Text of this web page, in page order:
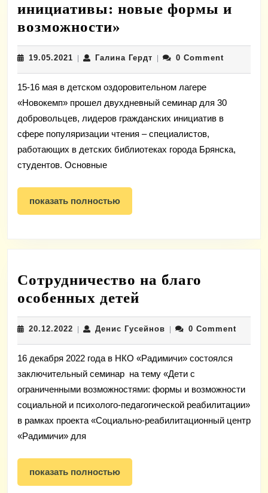
инициативы: новые формы и
возможности»
«Гражданские
инициативы:
формы
и
возможности»
19.05.2021 19.05.2021Галина ГердтГалина0 Comment
15-16 мая в детском оздоровительном лагере
«Новокемп» прошел двухдневный семинар для 30
добровольцев, лидеров гражданских инициатив в
сфере популяризации чтения – специалистов,
работающих в детских библиотеках города Брянска,
студентов. Основные
показать полностьюпоказать
полностью
Сотрудничество на благо
особенных детей
на
благо
особенных
детей
20.12.2022 20.12.2022
Денис ГусейновДенис0 Comment
16 декабря 2022 года в НКО «Радимичи» состоялся
заключительный семинар на тему «Дети с
ограниченными возможностями: формы и возможности
социальной и психолого-педагогической реабилитации»
в рамках проекта «Социально-реабилитационный центр
«Радимичи» для
показать полностьюпоказать
полностью